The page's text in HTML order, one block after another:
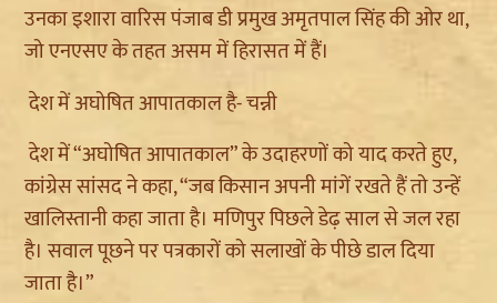
उनका इशारा वारिस पंजाब डी प्रमुख अमृतपाल सिंह की ओर था,
जो एनएसए के तहत असम में हिरासत में हैं।
देश में अघोषित आपातकाल है- चन्नी
देश में “अघोषित आपातकाल” के उदाहरणों को याद करते हुए,
कांग्रेस सांसद ने कहा, “जब किसान अपनी मांगें रखते हैं तो उन्हें
खालिस्तानी कहा जाता है। मणिपुर पिछले डेढ़ साल से जल रहा
है। सवाल पूछने पर पत्रकारों को सलाखों के पीछे डाल दिया
जाता है।”